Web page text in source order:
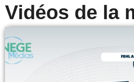
Vidéos de la